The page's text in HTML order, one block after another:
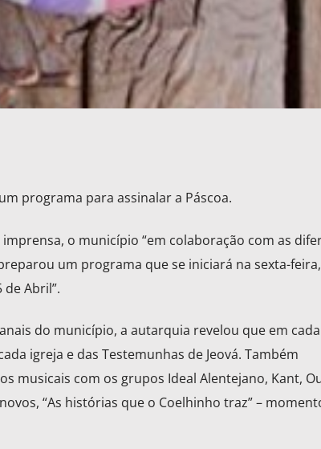
programa para assinalar a Páscoa.
o município “em colaboração com as
um programa que se iniciará na sexta-
Abril”.
do município, a autarquia revelou que em
igreja e das Testemunhas de Jeová. Também
musicais com os grupos Ideal Alentejano, Kant,
“As histórias que o Coelhinho traz” –